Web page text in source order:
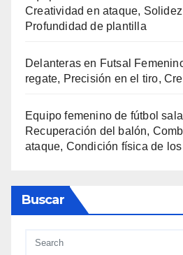
Creatividad en ataque,
Profundidad de plantilla
Delanteras en Futsal
regate, Precisión en el tiro,
Equipo femenino de fútbol
Recuperación del balón,
ataque, Condición física de
Buscar